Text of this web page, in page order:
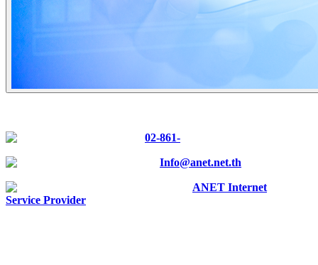
02-861-
Info@anet.net.th
ANET Internet
Service Provider